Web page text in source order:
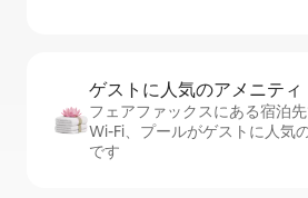
ゲストに人⁠気⁠のア⁠メ⁠ニ⁠テ⁠ィ
フェアファックスにある宿泊先
Wi-Fi、プールがゲストに人気
です